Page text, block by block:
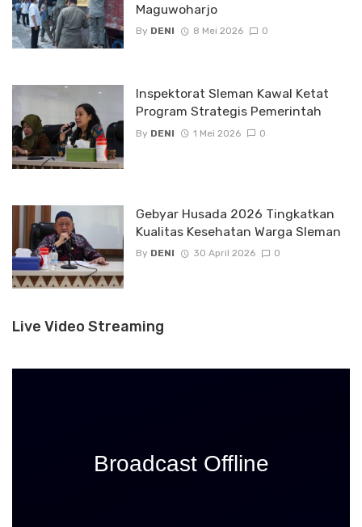
Maguwoharjo
By DENI 8 Mei 2026 0
Inspektorat Sleman Kawal Ketat
Program Strategis Pemerintah
By DENI 1 Mei 2026 0
Gebyar Husada 2026 Tingkatkan
Kualitas Kesehatan Warga Sleman
By DENI 30 April 2026 0
Live Video Streaming